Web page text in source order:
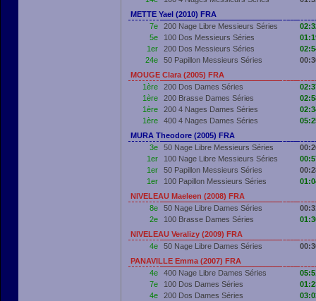
METTE Yael (2010) FRA
7e
200 Nage Libre Messieurs Séries
5e
100 Dos Messieurs Séries
1er
200 Dos Messieurs Séries
24e
50 Papillon Messieurs Séries
MOUGE Clara (2005) FRA
1ère
200 Dos Dames Séries
1ère
200 Brasse Dames Séries
1ère
200 4 Nages Dames Séries
1ère
400 4 Nages Dames Séries
MURA Theodore (2005) FRA
3e
50 Nage Libre Messieurs Séries
1er
100 Nage Libre Messieurs Séries
1er
50 Papillon Messieurs Séries
1er
100 Papillon Messieurs Séries
NIVELEAU Maeleen (2008) FRA
8e
50 Nage Libre Dames Séries
2e
100 Brasse Dames Séries
NIVELEAU Veralizy (2009) FRA
4e
50 Nage Libre Dames Séries
PANAVILLE Emma (2007) FRA
4e
400 Nage Libre Dames Séries
7e
100 Dos Dames Séries
4e
200 Dos Dames Séries